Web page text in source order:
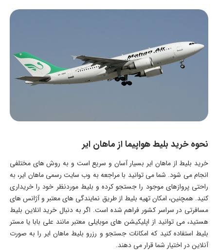
نحوه خرید بلیط هواپیما از ماهان ایر
خرید بلیط از ماهان ایر بسیار آسان و سریع است و به روش های مختلفی
انجام می شود. شما می توانید با مراجعه به وب سایت رسمی ماهان ایر، به
راحتی پروازهای موجود را جستجو کرده و بلیط موردنظر خود را خریداری
کنید. همچنین، امکان تهیه بلیط از طریق نمایندگی های معتبر و آژانس های
مسافرتی در سراسر کشور فراهم شده است. اگر به دنبال خرید انلاین بلیط
هستید، می توانید از اپلیکیشن های موبایلی معتبر مانند علی بابا یا مستر
بلیط استفاده کنید که امکانات جستجو و رزرو بلیط ماهان ایر را به صورت
آنلاین در اختیار شما قرار می دهند.